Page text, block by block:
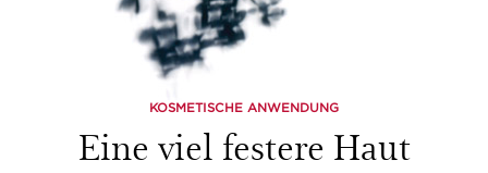
KOSMETISCHE ANWENDUNG
Eine viel festere Haut